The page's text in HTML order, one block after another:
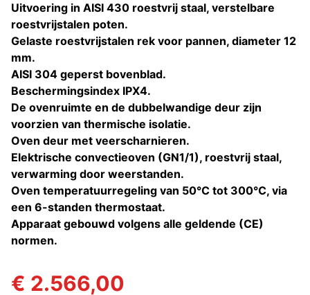
Uitvoering in AISI 430 roestvrij staal, verstelbare
roestvrijstalen poten.
Gelaste roestvrijstalen rek voor pannen, diameter 12
mm.
AISI 304 geperst bovenblad.
Beschermingsindex IPX4.
De ovenruimte en de dubbelwandige deur zijn
voorzien van thermische isolatie.
Oven deur met veerscharnieren.
Elektrische convectieoven (GN1/1), roestvrij staal,
verwarming door weerstanden.
Oven temperatuurregeling van 50°C tot 300°C, via
een 6-standen thermostaat.
Apparaat gebouwd volgens alle geldende (CE)
normen.
€ 2.566,00